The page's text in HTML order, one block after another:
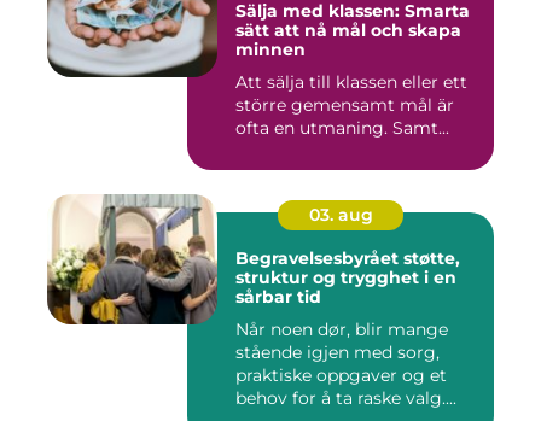
Sälja med klassen: Smarta
sätt att nå mål och skapa
minnen
Att sälja till klassen eller ett
större gemensamt mål är
ofta en utmaning. Samt...
03. aug
Begravelsesbyrået støtte,
struktur og trygghet i en
sårbar tid
Når noen dør, blir mange
stående igjen med sorg,
praktiske oppgaver og et
behov for å ta raske valg....